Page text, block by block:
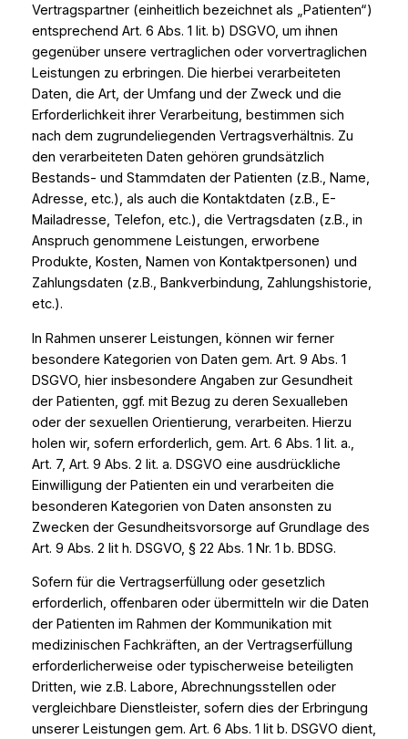
Vertragspartner (einheitlich bezeichnet als „Patienten“)
entsprechend Art. 6 Abs. 1 lit. b) DSGVO, um ihnen
gegenüber unsere vertraglichen oder vorvertraglichen
Leistungen zu erbringen. Die hierbei verarbeiteten
Daten, die Art, der Umfang und der Zweck und die
Erforderlichkeit ihrer Verarbeitung, bestimmen sich
nach dem zugrundeliegenden Vertragsverhältnis. Zu
den verarbeiteten Daten gehören grundsätzlich
Bestands- und Stammdaten der Patienten (z.B., Name,
Adresse, etc.), als auch die Kontaktdaten (z.B., E-
Mailadresse, Telefon, etc.), die Vertragsdaten (z.B., in
Anspruch genommene Leistungen, erworbene
Produkte, Kosten, Namen von Kontaktpersonen) und
Zahlungsdaten (z.B., Bankverbindung, Zahlungshistorie,
etc.).
In Rahmen unserer Leistungen, können wir ferner
besondere Kategorien von Daten gem. Art. 9 Abs. 1
DSGVO, hier insbesondere Angaben zur Gesundheit
der Patienten, ggf. mit Bezug zu deren Sexualleben
oder der sexuellen Orientierung, verarbeiten. Hierzu
holen wir, sofern erforderlich, gem. Art. 6 Abs. 1 lit. a.,
Art. 7, Art. 9 Abs. 2 lit. a. DSGVO eine ausdrückliche
Einwilligung der Patienten ein und verarbeiten die
besonderen Kategorien von Daten ansonsten zu
Zwecken der Gesundheitsvorsorge auf Grundlage des
Art. 9 Abs. 2 lit h. DSGVO, § 22 Abs. 1 Nr. 1 b. BDSG.
Sofern für die Vertragserfüllung oder gesetzlich
erforderlich, offenbaren oder übermitteln wir die Daten
der Patienten im Rahmen der Kommunikation mit
medizinischen Fachkräften, an der Vertragserfüllung
erforderlicherweise oder typischerweise beteiligten
Dritten, wie z.B. Labore, Abrechnungsstellen oder
vergleichbare Dienstleister, sofern dies der Erbringung
unserer Leistungen gem. Art. 6 Abs. 1 lit b. DSGVO dient,